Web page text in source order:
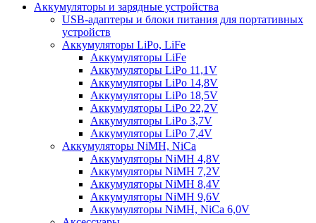
Аккумуляторы и зарядные устройства
USB-адаптеры и блоки питания для портативных
устройств
Аккумуляторы LiPo, LiFe
Аккумуляторы LiFe
Аккумуляторы LiPo 11,1V
Аккумуляторы LiPo 14,8V
Аккумуляторы LiPo 18,5V
Аккумуляторы LiPo 22,2V
Аккумуляторы LiPo 3,7V
Аккумуляторы LiPo 7,4V
Аккумуляторы NiMH, NiCa
Аккумуляторы NiMH 4,8V
Аккумуляторы NiMH 7,2V
Аккумуляторы NiMH 8,4V
Аккумуляторы NiMH 9,6V
Аккумуляторы NiMH, NiCa 6,0V